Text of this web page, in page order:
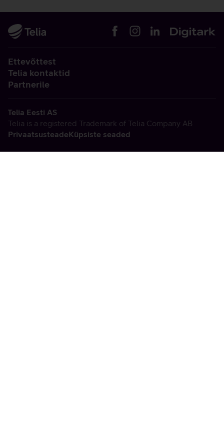
Ettevõttest
Telia kontaktid
Partnerile
Telia Eesti AS
Telia is a registered Trademark of Telia Company AB
PrivaatsusteadeKüpsiste seaded